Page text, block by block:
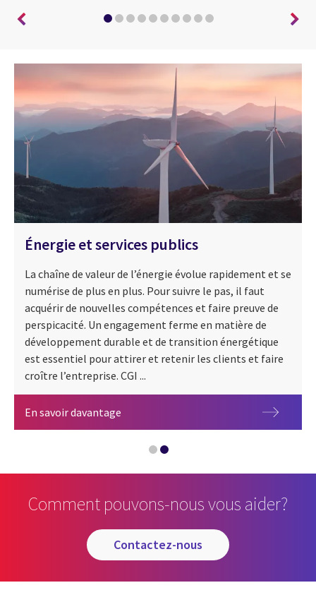
Intelligence artificielle
Énergie et services publics
La chaîne de valeur de l’énergie évolue rapidement et se
numérise de plus en plus. Pour suivre le pas, il faut
acquérir de nouvelles compétences et faire preuve de
perspicacité. Un engagement ferme en matière de
développement durable et de transition énergétique
est essentiel pour attirer et retenir les clients et faire
croître l’entreprise. CGI ...
En savoir davantage
Comment pouvons-nous vous aider?
contactez-nous